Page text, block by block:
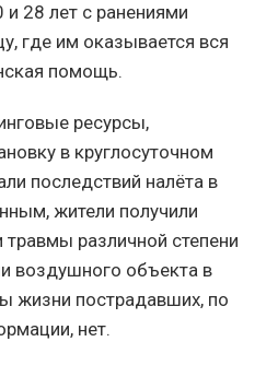
28 лет с ранениями
где им оказывается вся
помощь.
ресурсы,
в круглосуточном
последствий налёта в
жители получили
различной степени
воздушного объекта в
жизни пострадавших, по
нет.